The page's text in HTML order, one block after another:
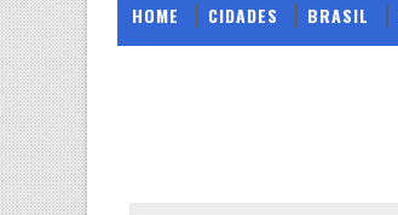
HOME CIDADES BRASIL